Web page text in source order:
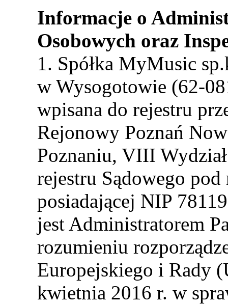
Informacje o
Osobowych oraz
1. Spółka MyMusic
w Wysogotowie (62-
wpisana do rejestru
Rejonowy Poznań
Poznaniu, VIII
rejestru Sądowego
posiadającej NIP
jest Administratorem
rozumieniu
Europejskiego i Rady
kwietnia 2016 r. w